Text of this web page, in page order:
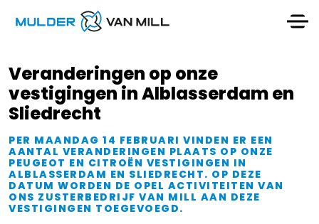
Veranderingen op onze
vestigingen in Alblasserdam en
Sliedrecht
PER MAANDAG 14 FEBRUARI VINDEN ER EEN
AANTAL VERANDERINGEN PLAATS OP ONZE
PEUGEOT EN CITROËN VESTIGINGEN IN
ALBLASSERDAM EN SLIEDRECHT. OP DEZE
DATUM WORDEN DE OPEL ACTIVITEITEN VAN
ONS ZUSTERBEDRIJF VAN MILL AAN DEZE
VESTIGINGEN TOEGEVOEGD.